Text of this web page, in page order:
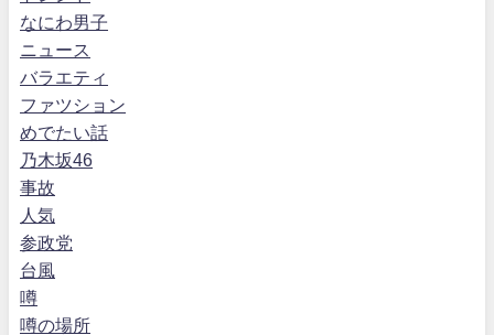
なにわ男子
ニュース
バラエティ
ファツション
めでたい話
乃木坂46
事故
人気
参政党
台風
噂
噂の場所